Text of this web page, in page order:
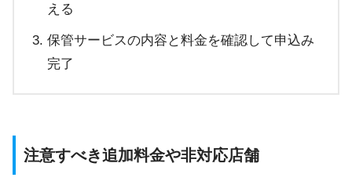
える
保管サービスの内容と料金を確認して申込み
完了
注意すべき追加料金や非対応店舗